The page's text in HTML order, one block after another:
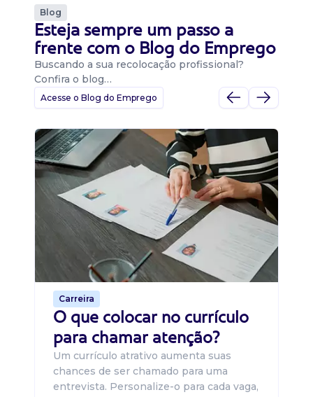
Blog
Esteja sempre um passo a
frente com o Blog do Emprego
Buscando a sua recolocação profissional?
Confira o blog…
Acesse o Blog do Emprego
Carreira
O que colocar no currículo
para chamar atenção?
Um currículo atrativo aumenta suas
chances de ser chamado para uma
entrevista. Personalize-o para cada vaga,